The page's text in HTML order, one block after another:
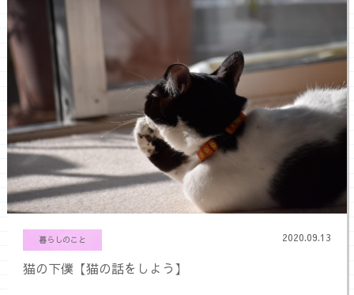
暮らしのこと 2020.09.13
猫の下僕【猫の話をしよう】